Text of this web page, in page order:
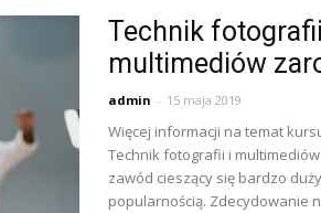
Technik
multimediów
admin - 15 maja 2019
Więcej informacji na temat
Technik fotografii i
zawód cieszący się bardzo
popularnością. Zdecydowanie